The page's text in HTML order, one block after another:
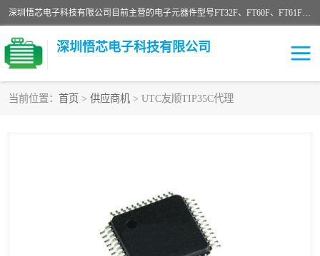
深圳悟芯电子科技有限公司目前主营的电子元器件型号FT32F、FT60F、FT61F、FT62F、FT64F、FT61FC、MCU EEPROM MOS LDO 稳压管 触摸IC DC-DC AC-DC 协议IC等，广泛应用于LED射灯、LED日光灯、等诸多领域。
深圳悟芯电子科技有限公司
当前位置： 首页 > 供应商机 > UTC友顺TIP35C代理
FT32F
FT61F